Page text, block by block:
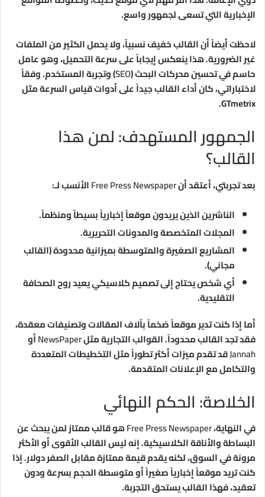
الإخبارية التي تسعى لجمهور واسع.
لاحظت أيضاً أن القالب خفيف نسبياً، ولا يحمل الكثير من الملفات
غير الضرورية. هذا ينعكس إيجاباً على سرعة التحميل، وهو عامل
حاسم في تحسين محركات البحث (SEO) وتجربة المستخدم. وفقاً
لاختباراتي، كان أداء القالب جيداً على أدوات قياس السرعة مثل
GTmetrix.
الجمهور المستهدف: لمن هذا
القالب؟
بعد تجربتي، أعتقد أنFree Press Newspaperالأنسب لـ:
الناشرين الذين يريدون موقعاً إخبارياً بسيطاً ومنظماً.
المجلات المتخصصة والمدونات التحريرية.
المشاريع الصغيرة والمتوسطة بميزانية محدودة (القالب
مجاني).
أي شخص يحتاج إلى تصميم كلاسيكي يعيد روح الصحافة
التقليدية.
أما إذا كنت تدير موقعاً ضخماً بآلاف المقالات وتصنيفات معقدة،
فقد تجد القالب محدوداً. القوالب التجارية مثلNewsPaperأو
Jannahقد تقدم ميزات أكثر تطوراً مثل التخطيطات المتعددة
والتكامل مع الإعلانات المتقدمة.
الخلاصة: الحكم النهائي
في النهاية،Free Press Newspaperهو قالب ممتاز لمن يبحث عن
البساطة والأناقة الكلاسيكية. إنه ليس القالب الأقوى أو الأكثر
مرونة في السوق، لكنه يقدم قيمة ممتازة مقابل الصفر دولار. إذا
كنت تريد موقعاً إخبارياً صغيراً أو متوسطة الحجم بسرعة ودون
تعقيد، فهذا القالب يستحق التجربة.